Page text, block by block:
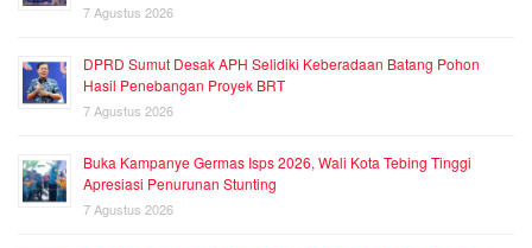
7 Agustus 2026
DPRD Sumut Desak APH Selidiki Keberadaan Batang Pohon
Hasil Penebangan Proyek BRT
7 Agustus 2026
Buka Kampanye Germas Isps 2026, Wali Kota Tebing Tinggi
Apresiasi Penurunan Stunting
7 Agustus 2026